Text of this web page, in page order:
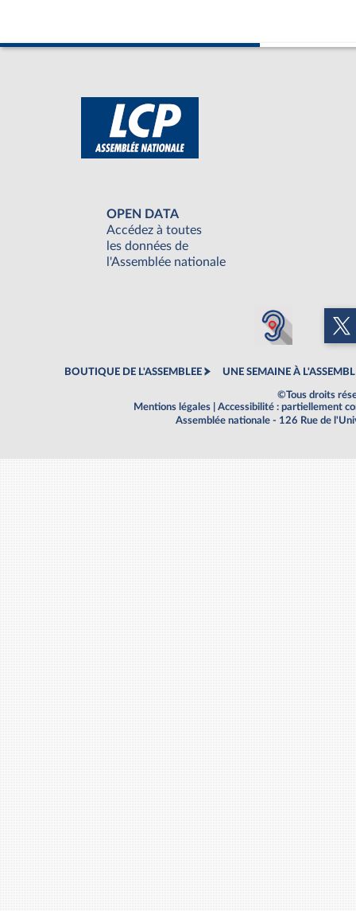
OPEN DATA
Accédez à toutes
les données de
l'Assemblée nationale
BOUTIQUE DE L'ASSEMBLEE UNE SEMAINE À
©Tous droits
Mentions légales
Accessibilité : partiellement
Assemblée nationale - 126 Rue de